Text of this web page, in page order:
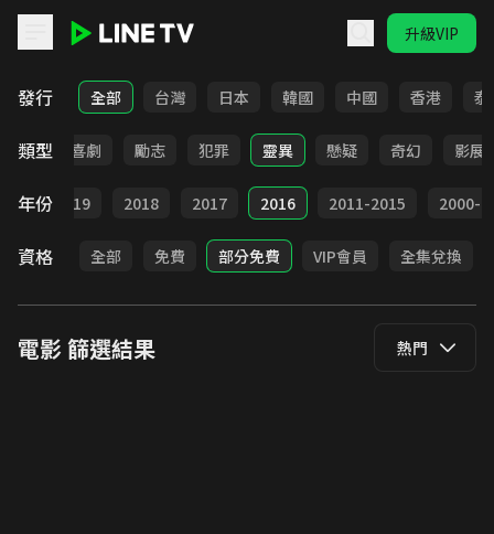
升級VIP
LINE TV - 電影
發行 全部 台灣 日本 韓國 中國 香港 泰
類型
歷史 喜劇 勵志 犯罪 靈異 懸疑 奇幻 影展
年份 2019 2018 2017 2016 2011-2015 2000-
資格 全部 免費 部分免費 VIP會員 全集兌換
電影篩選結果 熱門